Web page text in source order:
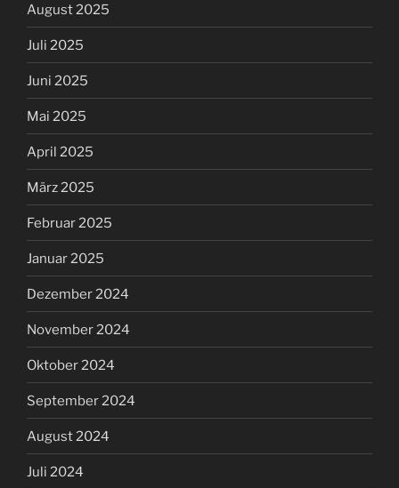
August 2025
Juli 2025
Juni 2025
Mai 2025
April 2025
März 2025
Februar 2025
Januar 2025
Dezember 2024
November 2024
Oktober 2024
September 2024
August 2024
Juli 2024